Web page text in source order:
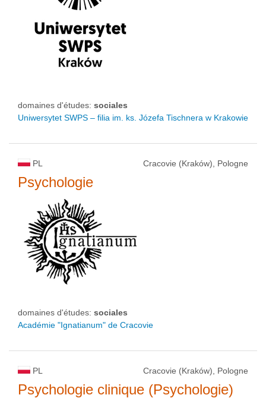
domaines d'études: sociales
Uniwersytet SWPS – filia im. ks. Józefa Tischnera w Krakowie
PL Cracovie (Kraków), Pologne
Psychologie
domaines d'études: sociales
Académie "Ignatianum" de Cracovie
PL Cracovie (Kraków), Pologne
Psychologie clinique (Psychologie)